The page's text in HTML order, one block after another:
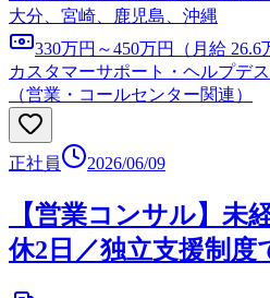
大分、宮崎、鹿児島、沖縄
330万円～450万円（月給 26.6
カスタマーサポート・ヘルプデ
（営業・コールセンター関連）
正社員 2026/06/09
【営業コンサル】未
休2日／独立支援制度